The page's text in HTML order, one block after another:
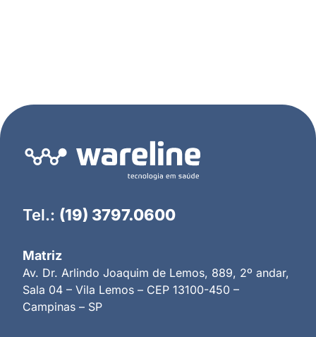
Tel.: (19) 3797.0600
Matriz
Av. Dr. Arlindo Joaquim de Lemos, 889, 2º andar,
Sala 04 – Vila Lemos – CEP 13100-450 –
Campinas – SP